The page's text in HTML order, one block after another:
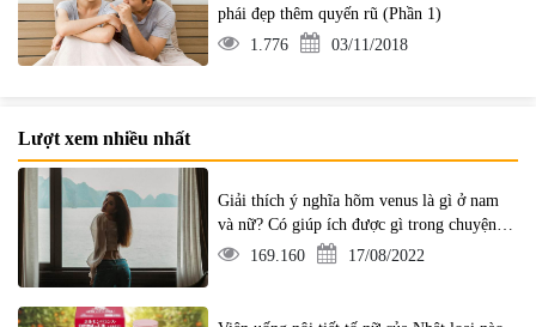
phái đẹp thêm quyến rũ (Phần 1)
1.776
03/11/2018
Lượt xem nhiều nhất
Giải thích ý nghĩa hõm venus là gì ở nam
và nữ? Có giúp ích được gì trong chuyện ấy
không?169.160 17/08/2022